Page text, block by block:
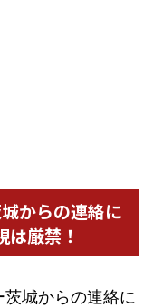
からの連絡に
は厳禁！
城からの連絡に